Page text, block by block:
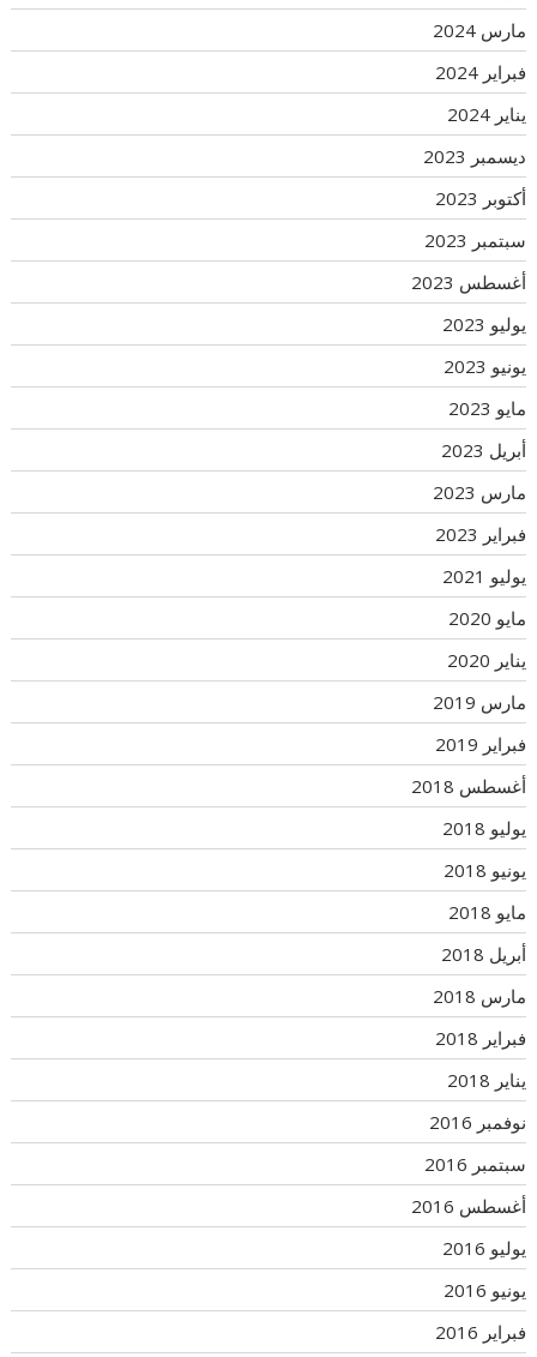
مارس 2024
فبراير 2024
يناير 2024
ديسمبر 2023
أكتوبر 2023
سبتمبر 2023
أغسطس 2023
يوليو 2023
يونيو 2023
مايو 2023
أبريل 2023
مارس 2023
فبراير 2023
يوليو 2021
مايو 2020
يناير 2020
مارس 2019
فبراير 2019
أغسطس 2018
يوليو 2018
يونيو 2018
مايو 2018
أبريل 2018
مارس 2018
فبراير 2018
يناير 2018
نوفمبر 2016
سبتمبر 2016
أغسطس 2016
يوليو 2016
يونيو 2016
فبراير 2016